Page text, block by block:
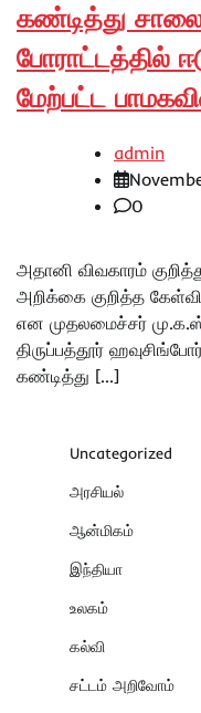
கண்டித்து
போராட்டத்தில்
மேற்பட்ட
admin
0
அதானி விவகாரம்
அறிக்கை குறித்த
என முதலமைச்சர்
திருப்பத்தூர்
கண்டித்து […]
Uncategorized
அரசியல்
ஆன்மிகம்
இந்தியா
உலகம்
கல்வி
சட்டம் அறிவோம்